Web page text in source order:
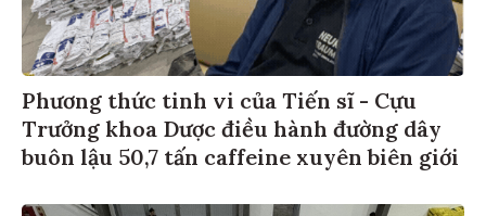
Phương thức tinh vi của Tiến sĩ - Cựu
Trưởng khoa Dược điều hành đường dây
buôn lậu 50,7 tấn caffeine xuyên biên giới